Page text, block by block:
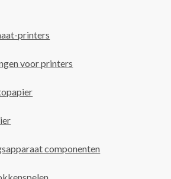
printers
voor printers
componenten